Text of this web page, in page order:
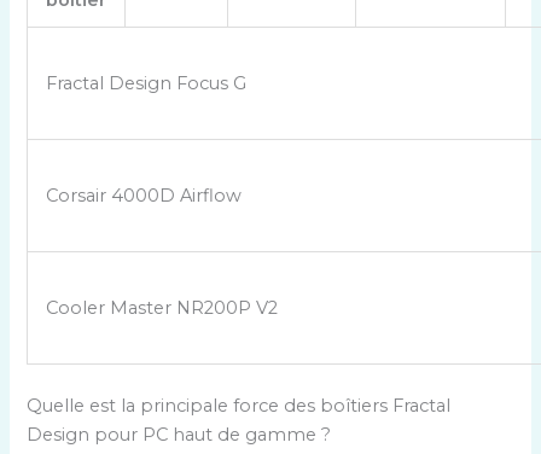
Fractal Design Focus G
Corsair 4000D Airflow
Cooler Master NR200P V2
Quelle est la principale force des boîtiers Fractal
Design pour PC haut de gamme ?